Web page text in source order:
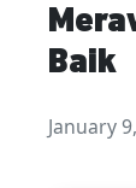
Baik
January